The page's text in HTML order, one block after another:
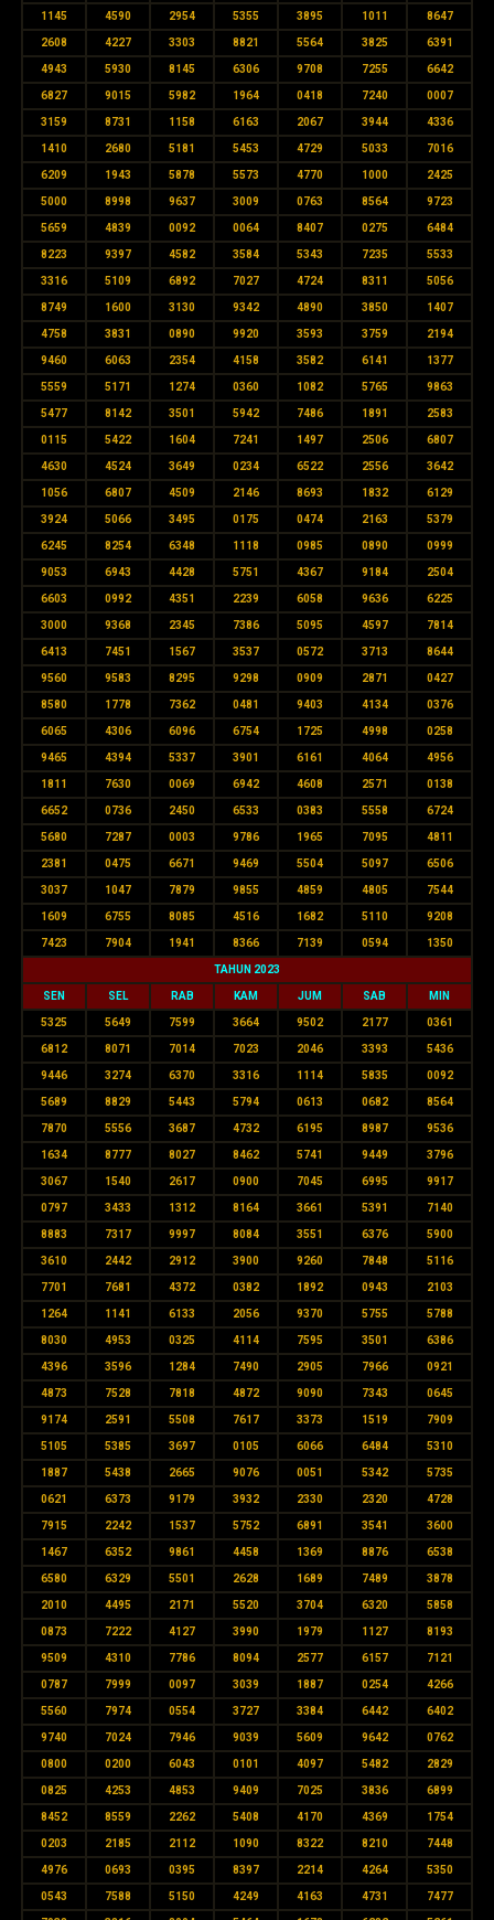
1145 4590 2954 5355 3895 1011 8647
2608 4227 3303 8821 5564 3825 6391
4943 5930 8145 6306 9708 7255 6642
6827 9015 5982 1964 0418 7240 0007
3159 8731 1158 6163 2067 3944 4336
1410 2680 5181 5453 4729 5033 7016
6209 1943 5878 5573 4770 1000 2425
5000 8998 9637 3009 0763 8564 9723
5659 4839 0092 0064 8407 0275 6484
8223 9397 4582 3584 5343 7235 5533
3316 5109 6892 7027 4724 8311 5056
8749 1600 3130 9342 4890 3850 1407
4758 3831 0890 9920 3593 3759 2194
9460 6063 2354 4158 3582 6141 1377
5559 5171 1274 0360 1082 5765 9863
5477 8142 3501 5942 7486 1891 2583
0115 5422 1604 7241 1497 2506 6807
4630 4524 3649 0234 6522 2556 3642
1056 6807 4509 2146 8693 1832 6129
3924 5066 3495 0175 0474 2163 5379
6245 8254 6348 1118 0985 0890 0999
9053 6943 4428 5751 4367 9184 2504
6603 0992 4351 2239 6058 9636 6225
3000 9368 2345 7386 5095 4597 7814
6413 7451 1567 3537 0572 3713 8644
9560 9583 8295 9298 0909 2871 0427
8580 1778 7362 0481 9403 4134 0376
6065 4306 6096 6754 1725 4998 0258
9465 4394 5337 3901 6161 4064 4956
1811 7630 0069 6942 4608 2571 0138
6652 0736 2450 6533 0383 5558 6724
5680 7287 0003 9786 1965 7095 4811
2381 0475 6671 9469 5504 5097 6506
3037 1047 7879 9855 4859 4805 7544
1609 6755 8085 4516 1682 5110 9208
7423 7904 1941 8366 7139 0594 1350
TAHUN 2023
SEN SEL RAB KAM JUM SAB MIN
5325 5649 7599 3664 9502 2177 0361
6812 8071 7014 7023 2046 3393 5436
9446 3274 6370 3316 1114 5835 0092
5689 8829 5443 5794 0613 0682 8564
7870 5556 3687 4732 6195 8987 9536
1634 8777 8027 8462 5741 9449 3796
3067 1540 2617 0900 7045 6995 9917
0797 3433 1312 8164 3661 5391 7140
8883 7317 9997 8084 3551 6376 5900
3610 2442 2912 3900 9260 7848 5116
7701 7681 4372 0382 1892 0943 2103
1264 1141 6133 2056 9370 5755 5788
8030 4953 0325 4114 7595 3501 6386
4396 3596 1284 7490 2905 7966 0921
4873 7528 7818 4872 9090 7343 0645
9174 2591 5508 7617 3373 1519 7909
5105 5385 3697 0105 6066 6484 5310
1887 5438 2665 9076 0051 5342 5735
0621 6373 9179 3932 2330 2320 4728
7915 2242 1537 5752 6891 3541 3600
1467 6352 9861 4458 1369 8876 6538
6580 6329 5501 2628 1689 7489 3878
2010 4495 2171 5520 3704 6320 5858
0873 7222 4127 3990 1979 1127 8193
9509 4310 7786 8094 2577 6157 7121
0787 7999 0097 3039 1887 0254 4266
5560 7974 0554 3727 3384 6442 6402
9740 7024 7946 9039 5609 9642 0762
0800 0200 6043 0101 4097 5482 2829
0825 4253 4853 9409 7025 3836 6899
8452 8559 2262 5408 4170 4369 1754
0203 2185 2112 1090 8322 8210 7448
4976 0693 0395 8397 2214 4264 5350
0543 7588 5150 4249 4163 4731 7477